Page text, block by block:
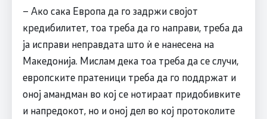
– Ако сака Европа да го задржи својот
кредибилитет, тоа треба да го направи, треба да
ја исправи неправдата што ѝ е нанесена на
Македонија. Мислам дека тоа треба да се случи,
европските пратеници треба да го поддржат и
оној амандман во кој се нотираат придобивките
и напредокот, но и оној дел во кој протоколите